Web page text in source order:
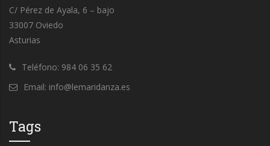
C/ Pérez de Ayala, 6 – bajo
33007 Oviedo
Asturias
Teléfono: 984 06 35 62
Email: info@lemaridanza.es
Tags